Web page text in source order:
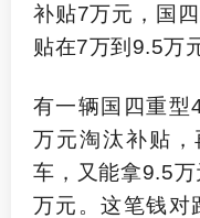
补贴7万元，国
贴在7万到 9.5万
有一辆国四重型
万元淘汰补贴
车，又能拿9.5
万元。这笔钱对